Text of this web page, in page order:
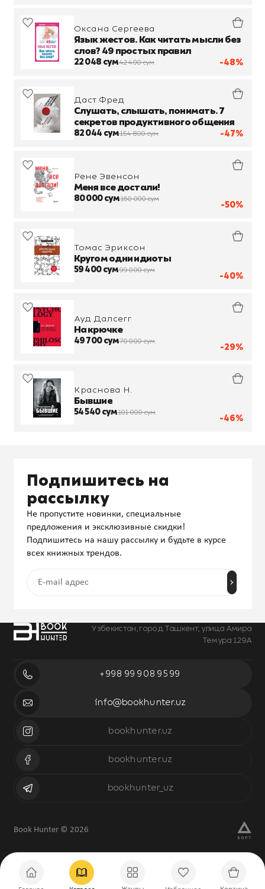
-48%
Оксана Сергеева
Язык жестов. Как читать мысли без
слов? 49 простых правил
22 048 сум42 400 сум
-47%
Даст Фред
Слушать, слышать, понимать. 7
секретов продуктивного общения
82 044 сум154 800 сум
-50%
Рене Эвенсон
Меня все достали!
80 000 сум160 000 сум
-40%
Томас Эриксон
Кругом одни идиоты
59 400 сум99 000 сум
-29%
Ауд Далсегг
На крючке
49 700 сум70 000 сум
-46%
Краснова Н.
Бывшие
54 540 сум101 000 сум
Узбекистан, город Ташкент, улица Амира
Темура 129А
+998 99 908 95 99
info@bookhunter.uz
bookhunter.uz
bookhunter.uz
bookhunter_uz
Подпишитесь на
рассылку
Не пропустите новинки, специальные
предложения и эксклюзивные скидки!
Подпишитесь на нашу рассылку и будьте в курсе
всех книжных трендов.
Book Hunter © 2026